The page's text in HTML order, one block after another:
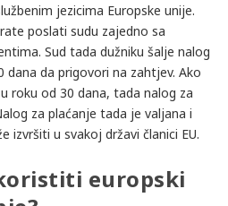
jezicima Europske unije.
poslati sudu zajedno sa
Sud tada dužniku šalje nalog
dana da prigovori na zahtjev. Ako
roku od 30 dana, tada nalog za
za plaćanje tada je valjana i
izvršiti u svakoj državi članici EU.
europski